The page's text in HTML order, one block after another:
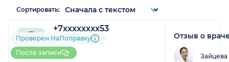
Сортировать:
+7xxxxxxxx53
1 отзыв
До 5 записей через
НаПоправку
Проверен НаПоправку
После записи
Отзыв о